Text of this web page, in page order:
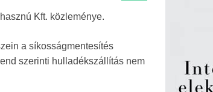
Kft. közleménye.
a síkosságmentesítés
szerinti hulladékszállítás nem